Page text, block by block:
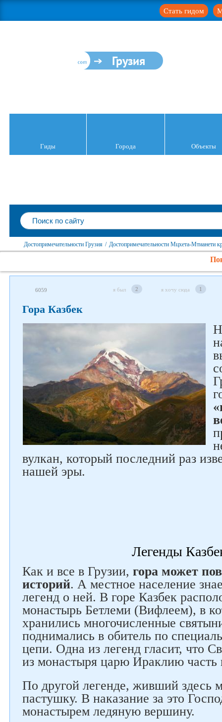
Стать гидом
Грузия
Гиды Города Объекты
Достопримечательности Грузия / Достопримечательности Мцхета-Мтианети
6059 я был 2 я хочу сюда 1
Гора Казбек
вулкан, который последний раз
нашей эры.
Легенды
Как и все в Грузии, гора может
историй. А местное население
легенд о ней. В горе Казбек
монастырь Бетлеми (Вифлеем), в
хранились многочисленные
поднимались в обитель по
цепи. Одна из легенд гласит, что
из монастыря царю Ираклию
По другой легенде, живший здесь
пастушку. В наказание за это
монастырем ледяную вершину.
Следите за нами в соцсетях